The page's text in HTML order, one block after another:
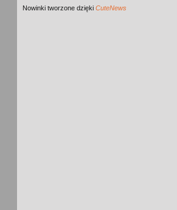
Nowinki tworzone dzięki CuteNews